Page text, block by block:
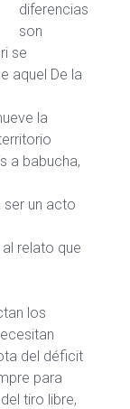
diferencias
son
se
aquel De la
la
a babucha,
ser un acto
relato que
los
del déficit
para
tiro libre,